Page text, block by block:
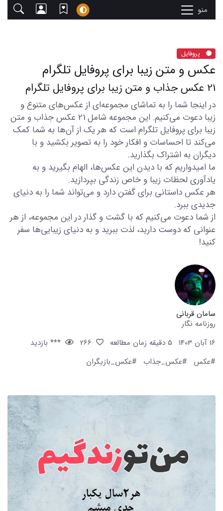
منو
پروفایل
عکس و متن زیبا برای پروفایل تلگرام
21 عکس جذاب و متن زیبا برای پروفایل تلگرام
در اینجا شما را به تماشای مجموعه‌ای از عکس‌های متنوع و
زیبا دعوت می‌کنیم. این مجموعه شامل 21 عکس جذاب و متن
زیبا برای پروفایل تلگرام است که هر یک از آن‌ها به شما کمک
می‌کند تا احساسات و افکار خود را به تصویر بکشید و با
دیگران به اشتراک بگذارید.
ما امیدواریم که با دیدن این عکس‌ها، الهام بگیرید و به
یادآوری لحظات زیبا و خاص زندگی بپردازید.
هر عکس داستانی برای گفتن دارد و می‌تواند شما را به دنیای
جدیدی ببرد.
از شما دعوت می‌کنیم که با گشت و گذار در این مجموعه، از هر
عنوانی که دوست دارید، لذت ببرید و به دنیای زیبایی‌ها سفر
کنید!
سامان قربانی
روزنامه نگار
16 آبان 1403
5 دقیقه زمان مطالعه
*** بازدید
#عکس
#عکس_جذاب #عکس_بازیگران